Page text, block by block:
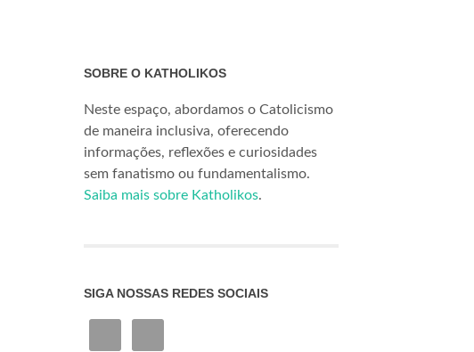
SOBRE O KATHOLIKOS
Neste espaço, abordamos o Catolicismo
de maneira inclusiva, oferecendo
informações, reflexões e curiosidades
sem fanatismo ou fundamentalismo.
Saiba mais sobre Katholikos.
SIGA NOSSAS REDES SOCIAIS